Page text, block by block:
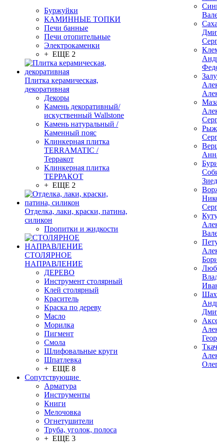
Буржуйки
КАМИННЫЕ ТОПКИ
Печи банные
Печи отопительные
Электрокаменки
+ ЕЩЕ 2
Плитка керамическая,
декоративная
Декоры
Камень декоративный/
искуственный Wallstone
Камень натуральный /
Каменный пояс
Клинкерная плитка
TERRAMATIC /
Терракот
Клинкерная плитка
ТЕРРАКОТ
+ ЕЩЕ 2
Отделка, лаки, краски, патина,
силикон
Пропитки и жидкости
СТОЛЯРНОЕ
НАПРАВЛЕНИЕ
ДЕРЕВО
Инструмент столярный
Клей столярный
Краситель
Краска по дереву
Масло
Морилка
Пигмент
Смола
Шлифовальные круги
Шпатлевка
+ ЕЩЕ 8
Сопутствующие
Арматура
Инструменты
Книги
Мелочовка
Огнетушители
Труба, уголок, полоса
+ ЕЩЕ 3